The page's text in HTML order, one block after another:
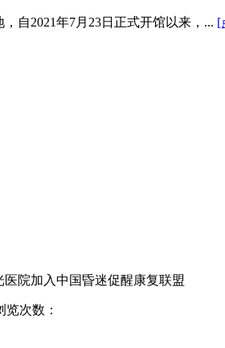
自2021年7月23日正式开馆以来，... [
院加入中国昏迷促醒康复联盟
次数：